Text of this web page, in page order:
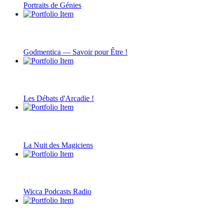
Portraits de Génies
Godmentica — Savoir pour Être !
Les Débats d'Arcadie !
La Nuit des Magiciens
Wicca Podcasts Radio